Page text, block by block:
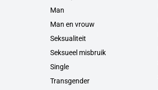
Man
Man en vrouw
Seksualiteit
Seksueel misbruik
Single
Transgender